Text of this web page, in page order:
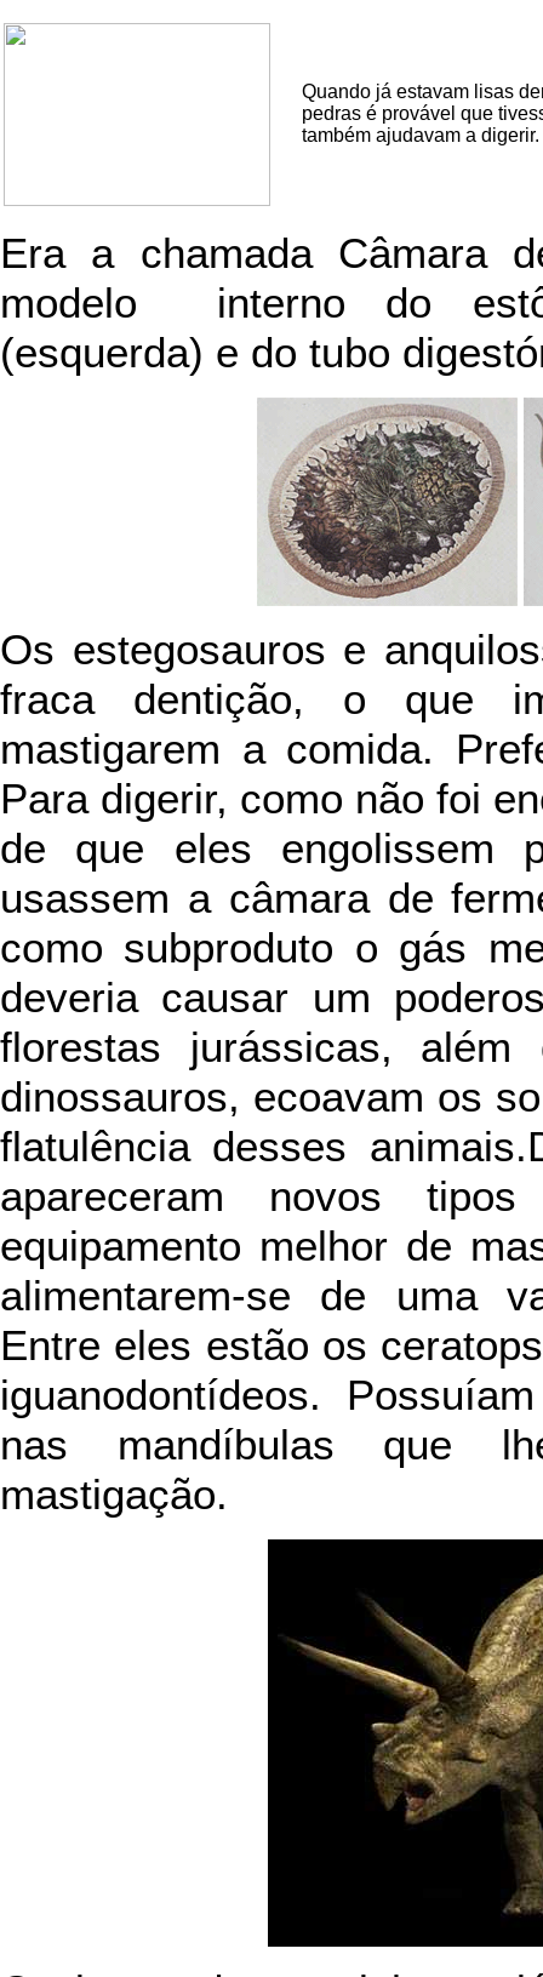
Quando já estavam lisas
pedras é provável que
também ajudavam a digerir.
Era a chamada Câmara
modelo interno do
(esquerda) e do tubo
Os estegosauros e
fraca dentição, o que
mastigarem a comida.
Para digerir, como não foi
de que eles engolissem
usassem a câmara de
como subproduto o gás
deveria causar um
florestas jurássicas,
dinossauros, ecoavam os
flatulência desses
apareceram novos
equipamento melhor de
alimentarem-se de uma
Entre eles estão os
iguanodontídeos.
nas mandíbulas que
mastigação.